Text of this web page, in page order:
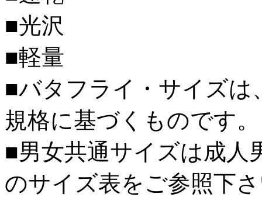
■光沢
■軽量
■バタフライ・サイズは
規格に基づくものです。
■男女共通サイズは成人
のサイズ表をご参照下